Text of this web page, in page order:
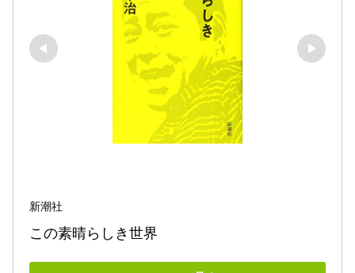
新潮社
この素晴らしき世界